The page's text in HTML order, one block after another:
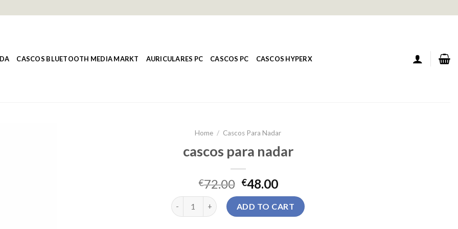
CASCOS BLUETOOTH MEDIA MARKT AURICULARES PC CASCOS PC CASCOS HYPERX
Home / Cascos Para Nadar
cascos para nadar
€72.00 €48.00
cascos para nadar quantityADD TO CART